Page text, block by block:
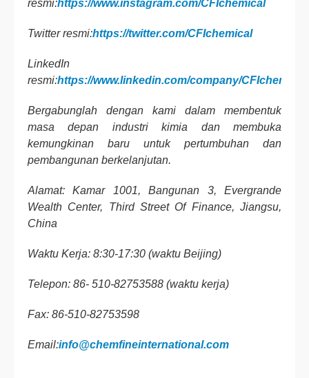
resmi:https://www.instagram.com/CFIchemical
Twitter resmi:https://twitter.com/CFIchemical
LinkedIn
resmi:https://www.linkedin.com/company/CFIchemical
Bergabunglah dengan kami dalam membentuk
masa depan industri kimia dan membuka
kemungkinan baru untuk pertumbuhan dan
pembangunan berkelanjutan.
Alamat: Kamar 1001, Bangunan 3, Evergrande
Wealth Center, Third Street Of Finance, Jiangsu,
China
Waktu Kerja: 8:30-17:30 (waktu Beijing)
Telepon: 86- 510-82753588 (waktu kerja)
Fax: 86-510-82753598
Email:info@chemfineinternational.com